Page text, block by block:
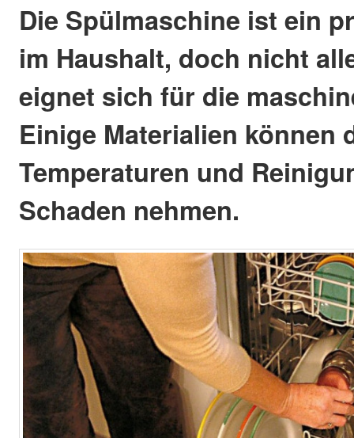
Die Spülmaschine ist ein
im Haushalt, doch nicht
eignet sich für die
Einige Materialien können
Temperaturen und
Schaden nehmen.